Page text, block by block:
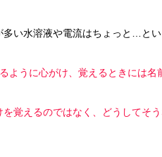
い水溶液や電流はちょっと…と
ように心がけ、覚えるときには名
覚えるのではなく、どうしてそ